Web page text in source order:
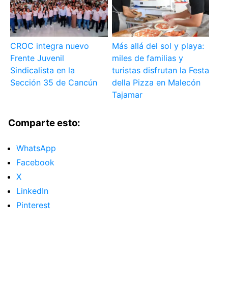
CROC integra nuevo
Frente Juvenil
Sindicalista en la
Sección 35 de Cancún
Más allá del sol y playa:
miles de familias y
turistas disfrutan la Festa
della Pizza en Malecón
Tajamar
Comparte esto:
WhatsApp
Facebook
X
LinkedIn
Pinterest